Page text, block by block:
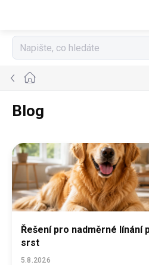
Domů
Blog
ý
p
i
s
č
Řešení pro nadměrné línání
srst
5.8.2026